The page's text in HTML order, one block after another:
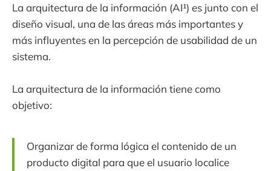
La arquitectura de la información (AI¹) es junto con el
diseño visual, una de las áreas más importantes y
más influyentes en la percepción de usabilidad de un
sistema.
La arquitectura de la información tiene como
objetivo:
Organizar de forma lógica el contenido de un
producto digital para que el usuario localice